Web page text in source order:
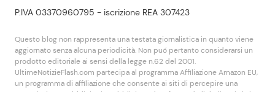
P.IVA 03370960795 - iscrizione REA 307423
Questo blog non rappresenta una testata giornalistica in quanto viene
aggiornato senza alcuna periodicità. Non puó pertanto considerarsi un
prodotto editoriale ai sensi della legge n.62 del 2001.
UltimeNotizieFlash.com partecipa al programma Affiliazione Amazon EU,
un programma di affiliazione che consente ai siti di percepire una